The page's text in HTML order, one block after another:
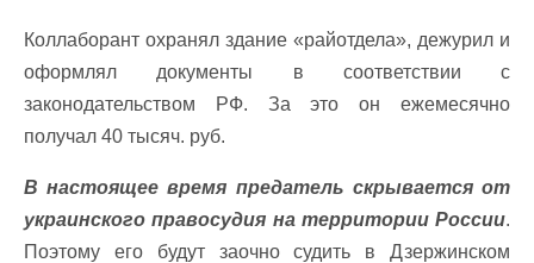
Коллаборант охранял здание «райотдела», дежурил и
оформлял документы в соответствии с
законодательством РФ. За это он ежемесячно
получал 40 тысяч. руб.
В настоящее время предатель скрывается от
украинского правосудия на территории России.
Поэтому его будут заочно судить в Дзержинском